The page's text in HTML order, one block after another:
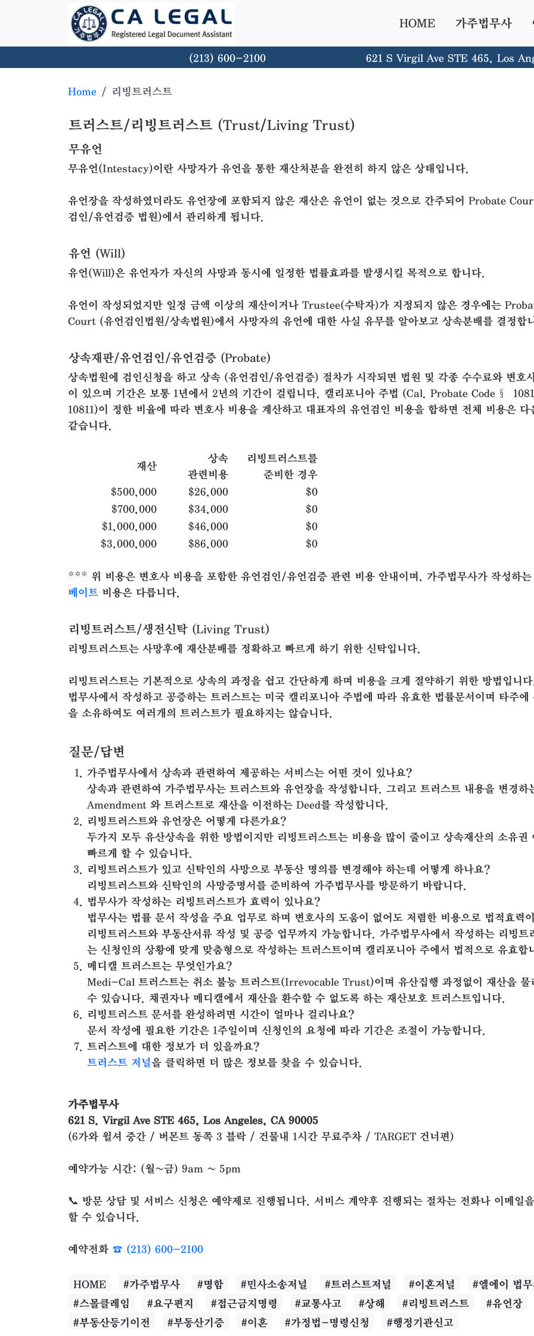
HOME 가주법무사
(213) 600-2100 621 S Virgil Ave STE 465, Los
Home 리빙트러스트
트러스트/리빙트러스트 (Trust/Living Trust)
무유언
무유언(Intestacy)이란 사망자가 유언을 통한 재산처분을 완전히 하지 않은 상태입니다.
유언장을 작성하였더라도 유언장에 포함되지 않은 재산은 유언이 없는 것으로 간주되어 Probate
검인/유언검증 법원)에서 관리하게 됩니다.
유언 (Will)
유언(Will)은 유언자가 자신의 사망과 동시에 일정한 법률효과를 발생시킬 목적으로 합니다.
유언이 작성되었지만 일정 금액 이상의 재산이거나 Trustee(수탁자)가 지정되지 않은 경우에는
Court (유언검인법원/상속법원)에서 사망자의 유언에 대한 사실 유무를 알아보고 상속분배를 결정합
상속재판/유언검인/유언검증 (Probate)
상속법원에 검인신청을 하고 상속 (유언검인/유언검증) 절차가 시작되면 법원 및 각종 수수료와 변호
이 있으며 기간은 보통 1년에서 2년의 기간이 걸립니다. 캘리포니아 주법 (Cal. Probate Code §
10811)이 정한 비율에 따라 변호사 비용을 계산하고 대표자의 유언검인 비용을 합하면 전체 비용은 다
같습니다.
재산
상속
관련비용
리빙트러스트를
준비한 경우
$500,000
$26,000
$0
$700,000
$34,000
$0
$1,000,000
$46,000
$0
$3,000,000
$86,000 $0
*** 위 비용은 변호사 비용을 포함한 유언검인/유언검증 관련 비용 안내이며, 가주법무사가 작성하는
베이트 비용은 다릅니다.
리빙트러스트/생전신탁 (Living Trust)
리빙트러스트는 사망후에 재산분배를 정확하고 빠르게 하기 위한 신탁입니다.
리빙트러스트는 기본적으로 상속의 과정을 쉽고 간단하게 하며 비용을 크게 절약하기 위한 방법입니
법무사에서 작성하고 공증하는 트러스트는 미국 캘리포니아 주법에 따라 유효한 법률문서이며 타주에
을 소유하여도 여러개의 트러스트가 필요하지는 않습니다.
질문/답변
가주법무사에서 상속과 관련하여 제공하는 서비스는 어떤 것이 있나요?
상속과 관련하여 가주법무사는 트러스트와 유언장을 작성합니다. 그리고 트러스트 내용을 변경하
Amendment 와 트러스트로 재산을 이전하는 Deed를 작성합니다.
리빙트러스트와 유언장은 어떻게 다른가요?
두가지 모두 유산상속을 위한 방법이지만 리빙트러스트는 비용을 많이 줄이고 상속재산의 소유권
빠르게 할 수 있습니다.
리빙트러스트가 있고 신탁인의 사망으로 부동산 명의를 변경해야 하는데 어떻게 하나요?
리빙트러스트와 신탁인의 사망증명서를 준비하여 가주법무사를 방문하기 바랍니다.
법무사가 작성하는 리빙트러스트가 효력이 있나요?
법무사는 법률 문서 작성을 주요 업무로 하며 변호사의 도움이 없어도 저렴한 비용으로 법적효력
리빙트러스트와 부동산서류 작성 및 공증 업무까지 가능합니다. 가주법무사에서 작성하는 리빙트
는 신청인의 상황에 맞게 맞춤형으로 작성하는 트러스트이며 캘리포니아 주에서 법적으로 유효합
메디캘 트러스트는 무엇인가요?
Medi-Cal 트러스트는 취소 불능 트러스트(Irrevocable Trust)이며 유산집행 과정없이 재산을 물
수 있습니다. 채권자나 메디캘에서 재산을 환수할 수 없도록 하는 재산보호 트러스트입니다.
리빙트러스트 문서를 완성하려면 시간이 얼마나 걸리나요?
문서 작성에 필요한 기간은 1주일이며 신청인의 요청에 따라 기간은 조절이 가능합니다.
트러스트에 대한 정보가 더 있을까요?
트러스트 저널을 클릭하면 더 많은 정보를 찾을 수 있습니다.
가주법무사
621 S. Virgil Ave STE 465, Los Angeles, CA 90005
(6가와 윌셔 중간 / 버몬트 동쪽 3 블락 / 건물내 1시간 무료주차 / TARGET 건너편)
예약가능 시간: (월~금) 9am ~ 5pm
📞 방문 상담 및 서비스 신청은 예약제로 진행됩니다. 서비스 계약후 진행되는 절차는 전화나 이메일
할 수 있습니다.
예약전화 ☎ (213) 600-2100
HOME #가주법무사 #명함 #민사소송저널 #트러스트저널 #이혼저널 #엘에이 법
#스몰클레임
#요구편지 #접근금지명령 #교통사고 #상해 #리빙트러스트 #유언장
#부동산등기이전
#부동산기증 #이혼 #가정법-명령신청 #행정기관신고